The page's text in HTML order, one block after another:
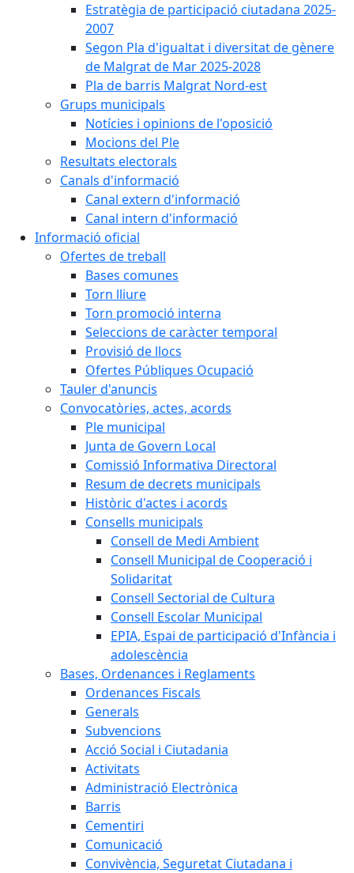
Estratègia de participació ciutadana 2025-
2007
Segon Pla d'igualtat i diversitat de gènere
de Malgrat de Mar 2025-2028
Pla de barris Malgrat Nord-est
Grups municipals
Notícies i opinions de l'oposició
Mocions del Ple
Resultats electorals
Canals d'informació
Canal extern d'informació
Canal intern d'informació
Informació oficial
Ofertes de treball
Bases comunes
Torn lliure
Torn promoció interna
Seleccions de caràcter temporal
Provisió de llocs
Ofertes Públiques Ocupació
Tauler d'anuncis
Convocatòries, actes, acords
Ple municipal
Junta de Govern Local
Comissió Informativa Directoral
Resum de decrets municipals
Històric d'actes i acords
Consells municipals
Consell de Medi Ambient
Consell Municipal de Cooperació i
Solidaritat
Consell Sectorial de Cultura
Consell Escolar Municipal
EPIA, Espai de participació d'Infància i
adolescència
Bases, Ordenances i Reglaments
Ordenances Fiscals
Generals
Subvencions
Acció Social i Ciutadania
Activitats
Administració Electrònica
Barris
Cementiri
Comunicació
Convivència, Seguretat Ciutadana i